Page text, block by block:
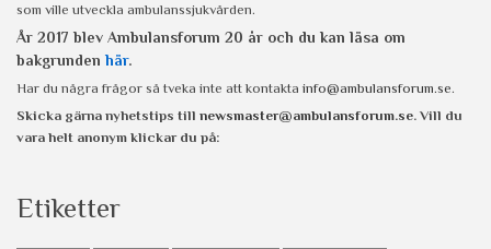
som ville utveckla ambulanssjukvården.
År 2017 blev Ambulansforum 20 år och du kan läsa om
bakgrunden här.
Har du några frågor så tveka inte att kontakta info@ambulansforum.se.
Skicka gärna nyhetstips till newsmaster@ambulansforum.se. Vill du
vara helt anonym klickar du på:
Etiketter